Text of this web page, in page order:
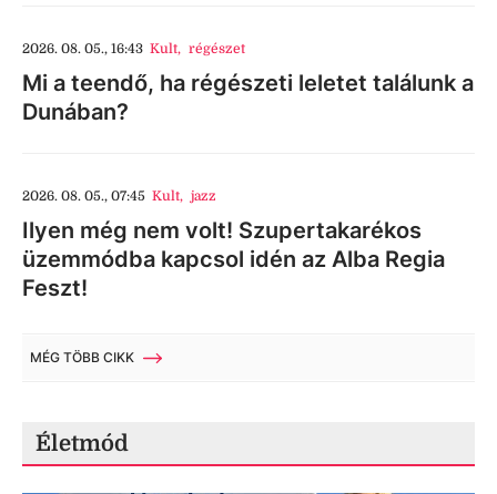
2026. 08. 05., 16:43 Kult, régészet
Mi a teendő, ha régészeti leletet találunk a
Dunában?
2026. 08. 05., 07:45 Kult, jazz
Ilyen még nem volt! Szupertakarékos
üzemmódba kapcsol idén az Alba Regia
Feszt!
MÉG TÖBB CIKK
Életmód